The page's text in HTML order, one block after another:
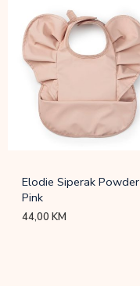
Elodie Siperak Powder
Pink
44,00KM